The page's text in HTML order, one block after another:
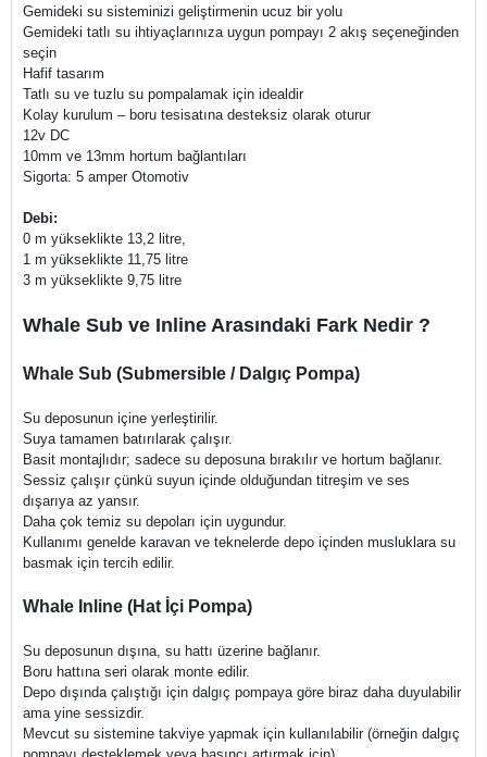
Gemideki su sisteminizi geliştirmenin ucuz bir yolu
Gemideki tatlı su ihtiyaçlarınıza uygun pompayı 2 akış seçeneğinden
seçin
Hafif tasarım
Tatlı su ve tuzlu su pompalamak için idealdir
Kolay kurulum – boru tesisatına desteksiz olarak oturur
12v DC
10mm ve 13mm hortum bağlantıları
Sigorta: 5 amper Otomotiv
Debi:
0 m yükseklikte 13,2 litre,
1 m yükseklikte 11,75 litre
3 m yükseklikte 9,75 litre
Whale Sub ve Inline Arasındaki Fark Nedir ?
Whale Sub (Submersible / Dalgıç Pompa)
Su deposunun içine yerleştirilir.
Suya tamamen batırılarak çalışır.
Basit montajlıdır; sadece su deposuna bırakılır ve hortum bağlanır.
Sessiz çalışır çünkü suyun içinde olduğundan titreşim ve ses
dışarıya az yansır.
Daha çok temiz su depoları için uygundur.
Kullanımı genelde karavan ve teknelerde depo içinden musluklara su
basmak için tercih edilir.
Whale Inline (Hat İçi Pompa)
Su deposunun dışına, su hattı üzerine bağlanır.
Boru hattına seri olarak monte edilir.
Depo dışında çalıştığı için dalgıç pompaya göre biraz daha duyulabilir
ama yine sessizdir.
Mevcut su sistemine takviye yapmak için kullanılabilir (örneğin dalgıç